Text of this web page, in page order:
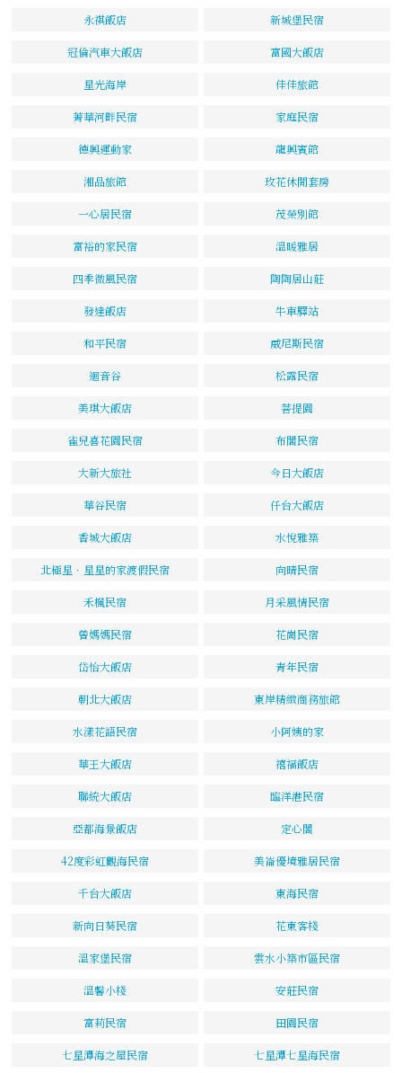
永祺飯店 新城堡民宿
冠倫汽車大飯店 富國大飯店
星光海岸 佳佳旅館
菁華河畔民宿 家庭民宿
德興運動家 龍興賓館
湘品旅館 玫花休閒套房
一心居民宿 茂榮別館
富裕的家民宿 溫暖雅居
四季微風民宿 陶陶居山莊
發達飯店 牛車驛站
和平民宿 威尼斯民宿
迴音谷 松露民宿
美琪大飯店 菩提園
雀兒喜花園民宿 布閣民宿
大新大旅社 今日大飯店
華谷民宿 仟台大飯店
香城大飯店 水悅雅築
北極星．星星的家渡假民宿 向晴民宿
禾楓民宿 月采風情民宿
曾媽媽民宿 花崗民宿
岱怡大飯店 青年民宿
朝北大飯店 東岸精緻商務旅館
水漾花語民宿 小阿姨的家
華王大飯店 禧福飯店
聯統大飯店 臨洋港民宿
亞都海景飯店 定心閣
42度彩虹觀海民宿 美崙優境雅居民宿
千台大飯店 東海民宿
新向日葵民宿 花東客棧
溫家堡民宿 雲水小築市區民宿
溫馨小棧 安莊民宿
富莉民宿 田園民宿
七星潭海之屋民宿 七星潭七星海民宿